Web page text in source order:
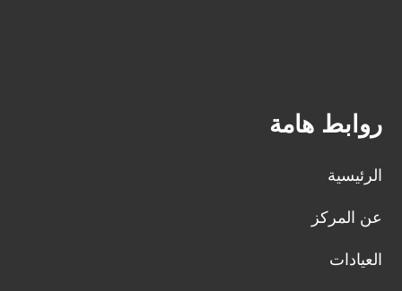
روابط هامة
الرئيسية
عن المركز
العيادات